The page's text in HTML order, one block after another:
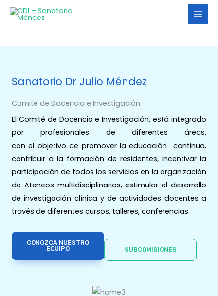
Sanatorio Dr Julio Méndez
Comité de Docencia e Investigación
El Comité de Docencia e Investigación, está integrado
por profesionales de diferentes áreas,
con el objetivo de promover la educación continua,
contribuir a la formación de residentes, incentivar la
participación de todos los servicios en la organización
de Ateneos multidisciplinarios, estimular el desarrollo
de investigación clínica y de actividades docentes a
través de diferentes cursos, talleres, conferencias.
CONOZCA NUESTRO
EQUIPO
SUBCOMISIONES